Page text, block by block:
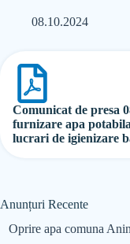
08.10.2024
Comunicat de presa
furnizare apa
lucrari de igienizare
Anunțuri Recente
Oprire apa comuna